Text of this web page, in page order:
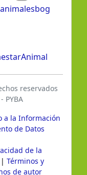
reservados
PYBA
a la Información
de Datos
de la
Términos y
de autor